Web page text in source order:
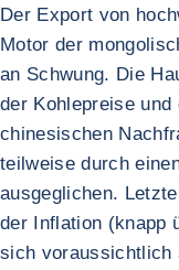
Der Export von
Motor der
an Schwung. Die
der Kohlepreise
chinesischen
teilweise durch
ausgeglichen.
der Inflation (knapp
sich voraussichtlich